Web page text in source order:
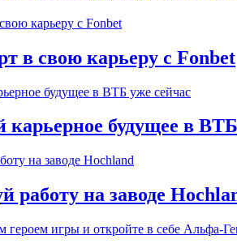
в свою карьеру с Fonbet
карьерное будущее в
работу на заводе